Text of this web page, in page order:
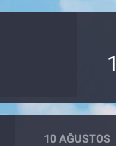
10 AĞUSTOS